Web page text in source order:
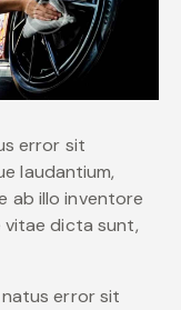
error sit
laudantium,
ab illo inventore
dicta sunt,
error sit